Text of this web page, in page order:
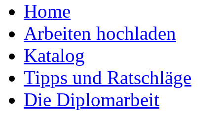
Home
Arbeiten hochladen
Katalog
Tipps und Ratschläge
Die Diplomarbeit